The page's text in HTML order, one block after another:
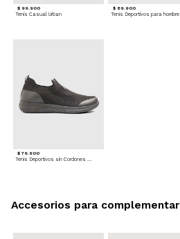
$ 99.900
Tenis Casual Urban
$ 89.900
Tenis Deportivos para hombre
$ 79.900
Tenis Deportivos sin Cordones para hombre
Accesorios para complementar